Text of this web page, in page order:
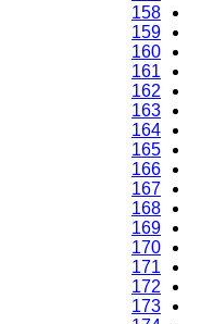
158
159
160
161
162
163
164
165
166
167
168
169
170
171
172
173